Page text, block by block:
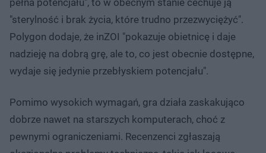
"sterylność i brak życia, które trudno przezwyciężyć".
Polygon dodaje, że inZOI "pokazuje obietnicę i daje
nadzieję na dobrą grę, ale to, co jest obecnie dostępne,
wydaje się jedynie przebłyskiem potencjału".
Pomimo wysokich wymagań, gra działa zaskakująco
dobrze nawet na starszych komputerach, choć z
pewnymi ograniczeniami. Recenzenci zgłaszają